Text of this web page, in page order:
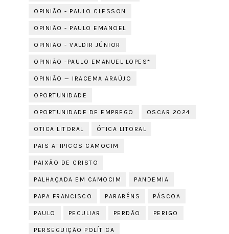
OPINIÃO - PAULO CLESSON
OPINIÃO - PAULO EMANOEL
OPINIÃO - VALDIR JÚNIOR
OPINIÃO -PAULO EMANUEL LOPES*
OPINIÃO — IRACEMA ARAÚJO
OPORTUNIDADE
OPORTUNIDADE DE EMPREGO OSCAR 2024
OTICA LITORAL ÓTICA LITORAL
PAIS ATIPICOS CAMOCIM
PAIXÃO DE CRISTO
PALHAÇADA EM CAMOCIM PANDEMIA
PAPA FRANCISCO PARABÉNS PÁSCOA
PAULO PECULIAR PERDÃO PERIGO
PERSEGUIÇÃO POLÍTICA